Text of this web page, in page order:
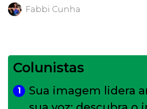
Fabbi Cunha
Colunistas
1
Sua imagem lidera